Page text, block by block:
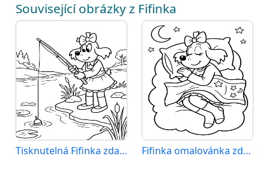
Související obrázky z Fifinka
Tisknutelná Fifinka zdarma Fifinka omalovánka zdarma